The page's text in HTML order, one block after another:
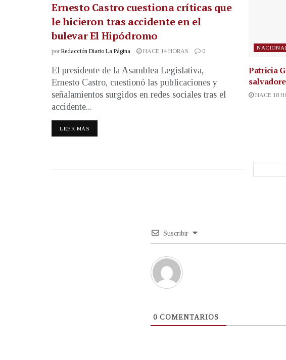
Ernesto Castro cuestiona críticas que
le hicieron tras accidente en el
bulevar El Hipódromo
por Redacción Diario La Página HACE 14 HORAS 0
El presidente de la Asamblea Legislativa,
Ernesto Castro, cuestionó las publicaciones y
señalamientos surgidos en redes sociales tras el
accidente...
LEER MÁS
Patricia
HACE 18
Suscribir
0 COMENTARIOS